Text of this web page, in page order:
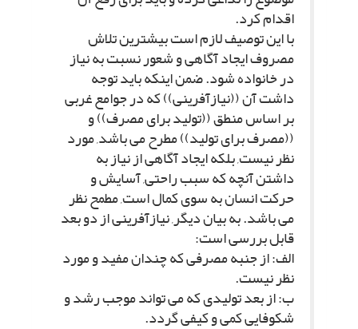
اقدام کرد.
با این توصیف لازم است بیشترین تلاش
مصروف ایجاد آگاهى و شعور نسبت به نیاز
در خانواده شود. ضمن اینکه باید توجه
داشت آن ((نیازآفرینى)) که در جوامع غربى
بر اساس منطق ((تولید براى مصرف)) و
((مصرف براى تولید)) مطرح مى باشد, مورد
نظر نیست, بلکه ایجاد آگاهى از نیاز به
داشتن آنچه که سبب راحتى, آسایش و
حرکت انسان به سوى کمال است, مطمح نظر
مى باشد. به بیان دیگر, نیازآفرینى از دو بعد
قابل بررسى است:
الف: از جنبه مصرفى که چندان مفید و مورد
نظر نیست.
ب: از بعد تولیدى که مى تواند موجب رشد و
شکوفایى کمى و کیفى گردد.